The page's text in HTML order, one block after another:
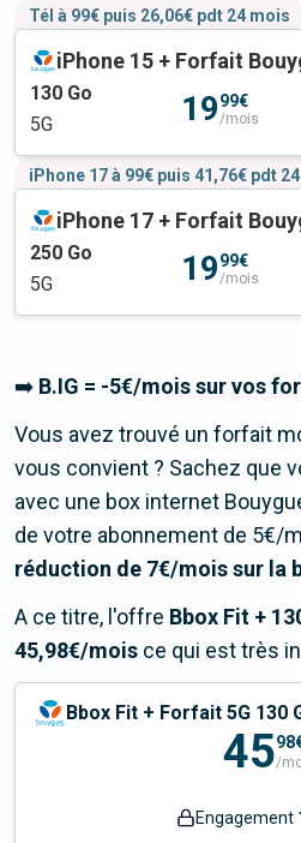
Tél à 99€ puis 26,06€ pdt 24 mois
iPhone 15 + Forfait
130 Go
5G
1999€
/mois
iPhone 17 à 99€ puis 41,76€ pdt
iPhone 17 + Forfait
250 Go
5G
1999€
/mois
➡️ B.IG = -5€/mois sur vos
Vous avez trouvé un forfait
vous convient ? Sachez que
avec une box internet
de votre abonnement de 5€/
réduction de 7€/mois sur la
A ce titre, l'offre Bbox Fit +
45,98€/mois ce qui est très
Bbox Fit + Forfait 5G 130
45/
Engagement